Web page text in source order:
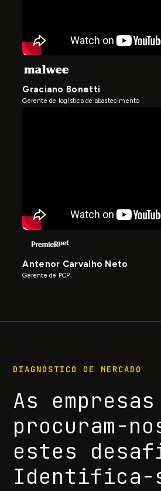
Graciano Bonetti
Gerente de logística de abastecimento
Antenor Carvalho Neto
Gerente de PCP
DIAGNÓSTICO DE MERCADO
As empresas
procuram-
estes
Identifica-